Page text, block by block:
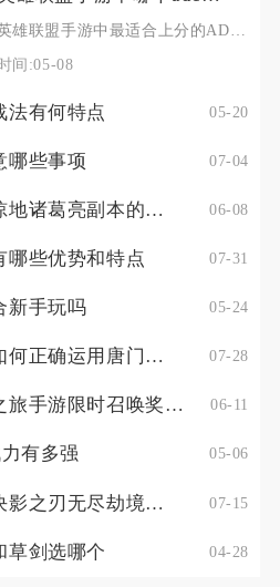
英雄联盟手游中最适合上分的ADC是伊泽瑞尔（EZ），其次是韦鲁斯与卡莎，三位英雄适配绝大多
间:05-08
法有何特点 05-20
哪些事项 07-04
怎样才能克服攻城掠地诸葛亮副本的挑战 06-08
哪些优势和特点 07-31
新手玩吗 05-24
放置江湖在江湖中如何正确运用唐门秘术 07-28
点击冒险之旅冒险之旅手游限时召唤奖励是否会更新和增加新的内容 06-11
有多强 05-06
有哪些技巧能够解决影之刃无尽劫境的耐久度难题 07-15
草剑选哪个 04-28